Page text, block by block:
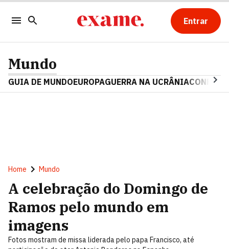
Entrar
Mundo
GUIA DE MUNDOEUROPAGUERRA NA UCRÂNIA
Home Mundo
A celebração do Domingo de
Ramos pelo mundo em
imagens
Fotos mostram de missa liderada pelo papa Francisco, até